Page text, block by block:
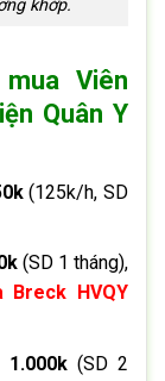
khớp.
Viên
Quân Y
(125k/h, SD
(SD 1 tháng),
Breck HVQY
1.000k(SD 2